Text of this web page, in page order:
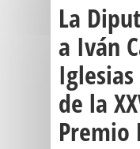
La
a Iván
de la
Premio